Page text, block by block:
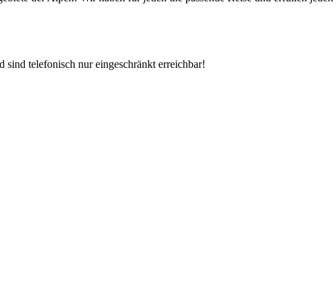
telefonisch nur eingeschränkt erreichbar!